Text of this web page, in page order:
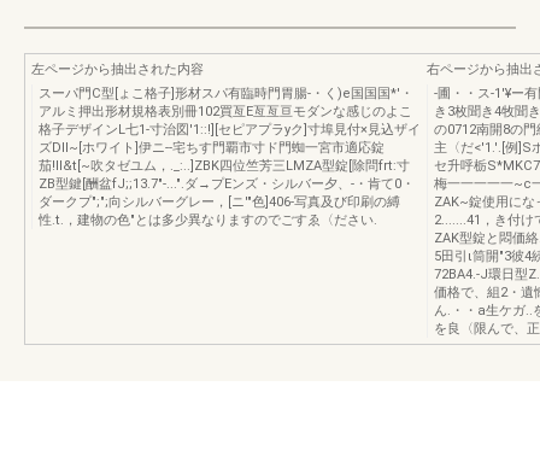
左ページから抽出された内容
スーパ門C型[ょこ格子]形材スパ有臨時門胃腸-・く)e国国国*'・
アルミ押出形材規格表別冊102買亙E亙亙亘モダンな感じのよこ
格子デザインL七1-寸治図'1::!][セピアプラyク]寸埠見付×見込ザイ
ズDll~[ホワイト]伊ニ--宅ちす門覇市寸ド門蜘一宮市適応錠
茄!Il&t[~吹タゼユム，._:..]ZBK四位竺芳三LMZA型錠[除問frt:寸
ZB型鍵[酬盆fJ;;13.7"-...".ダ→プEンズ・シルバー夕、-・肯て0・
ダークプ";";向シルバーグレー，[ニ'"色]406-写真及び印刷の縛
性.t.，建物の色"とは多少異なりますのでごすゑ〈ださい.
右ページから抽出
-圃・・ス-1'¥ー
き3枚聞き4牧聞
の0712南開8の
主〈だ<'1.'.[例]S
セ升呼栃
梅一一一一一~c
ZAK~錠使用にな
2.......41，き付
ZAK型錠と悶価
5田引ι筒開"3彼4
72BA4.-J環日型
価格で、組2・遺
ん.・・a生ケガ..
を良〈限んで、